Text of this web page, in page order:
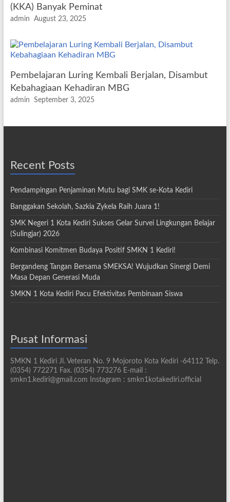
(KKA) Banyak Peminat
admin August 23, 2025
Pembelajaran Luring Kembali Berjalan, Disambut
Kebahagiaan Kehadiran MBG
admin September 3, 2025
Recent Posts
Pendampingan Penjaminan Mutu bagi SMK se-Kota Kediri
Banggakan Sekolah, Sazkia Zykela Raih Juara 1!
SMK Negeri 1 Kota Kediri Sukses Gelar Survei Lingkungan Belajar
(Sulingjar) 2026
Kombinasi Komitmen Budaya Positif SMKN 1 Kediri!
Bergandeng Tangan Bersama SMEKSA! Wujudkan Sinergi Demi
Masa Depan Generasi Muda
SMKN 1 Kota Kediri Pacu Efektivitas Pembinaan Siswa
Pusat Informasi
SMKN 1 Kediri Jl. Veteran No. 9 Mojoroto Kota Kediri -64112 Telp.
(0354) 772271 Fax. (0354) 773276 E-mail :
smkn1.kediri@gmail.com Instagram : smkn1kotakediri.official